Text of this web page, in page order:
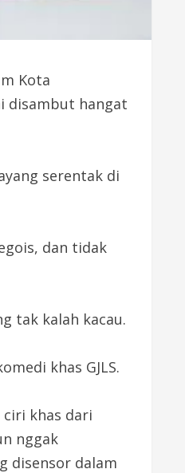
Kota
disambut hangat
serentak di
dan tidak
tak kalah kacau.
khas GJLS.
khas dari
nggak
disensor dalam